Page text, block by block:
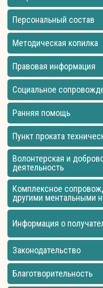
Персональный состав
Методическая копилка
Правовая информация
Социальное
Ранняя помощь
Пункт проката
Волонтерская и
деятельность
Комплексное
другими ментальными
Информация о
Законодательство
Благотворительность